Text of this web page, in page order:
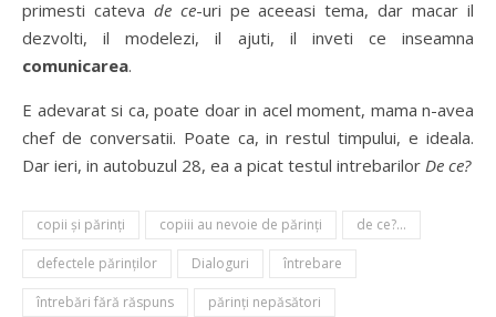
primesti cateva de ce-uri pe aceeasi tema, dar macar il
dezvolti, il modelezi, il ajuti, il inveti ce inseamna
comunicarea.
E adevarat si ca, poate doar in acel moment, mama n-avea
chef de conversatii. Poate ca, in restul timpului, e ideala.
Dar ieri, in autobuzul 28, ea a picat testul intrebarilor De ce?
copii şi părinţi copiii au nevoie de părinţi de ce?...
defectele părinților Dialoguri întrebare
întrebări fără răspuns părinţi nepăsători